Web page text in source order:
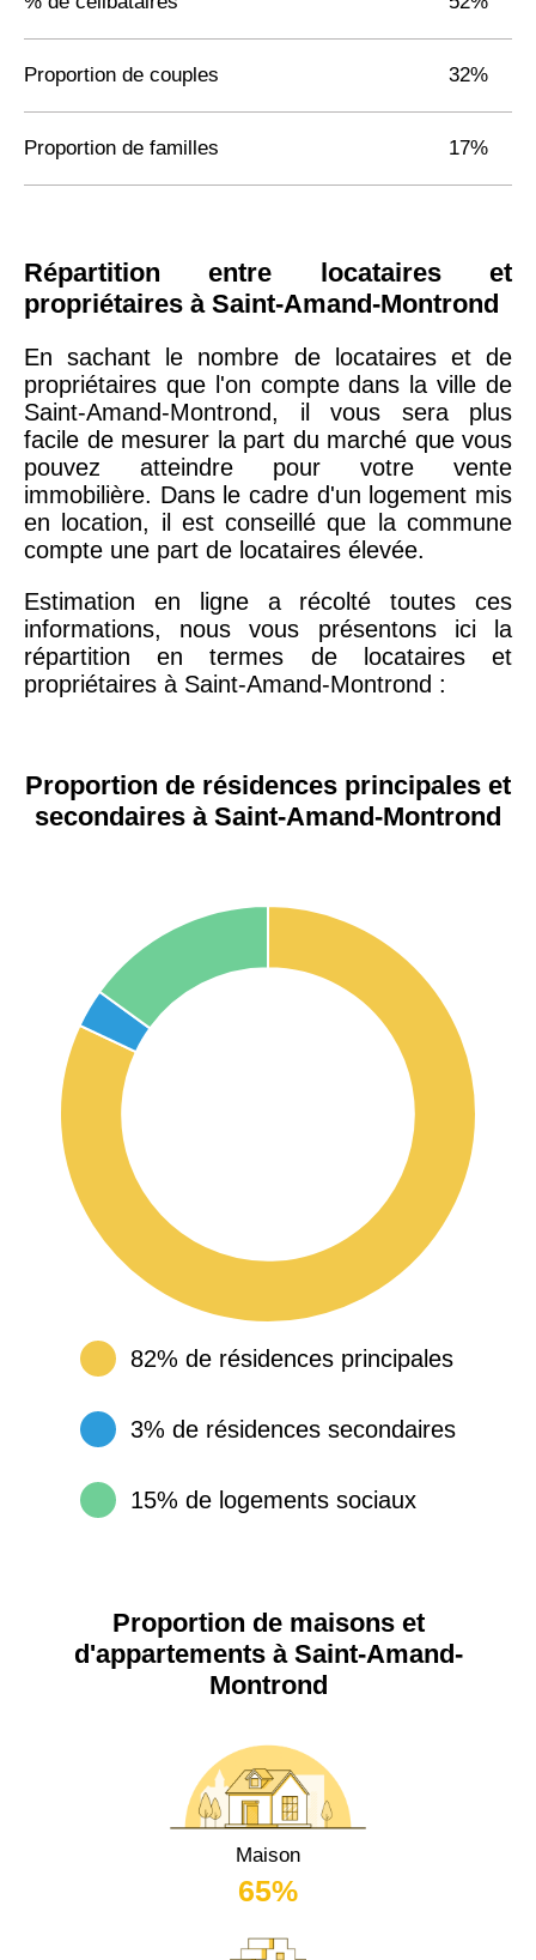
Proportion de couples 32%
Proportion de familles 17%
Répartition entre locataires et
propriétaires à Saint-Amand-Montrond
En sachant le nombre de locataires et de
propriétaires que l'on compte dans la ville de
Saint-Amand-Montrond, il vous sera plus
facile de mesurer la part du marché que vous
pouvez atteindre pour votre vente
immobilière. Dans le cadre d'un logement mis
en location, il est conseillé que la commune
compte une part de locataires élevée.
Estimation en ligne a récolté toutes ces
informations, nous vous présentons ici la
répartition en termes de locataires et
propriétaires à Saint-Amand-Montrond :
Proportion de résidences principales et
secondaires à Saint-Amand-Montrond
82% de résidences principales
3% de résidences secondaires
15% de logements sociaux
Proportion de maisons et
d'appartements à Saint-Amand-
Montrond
Maison
65%